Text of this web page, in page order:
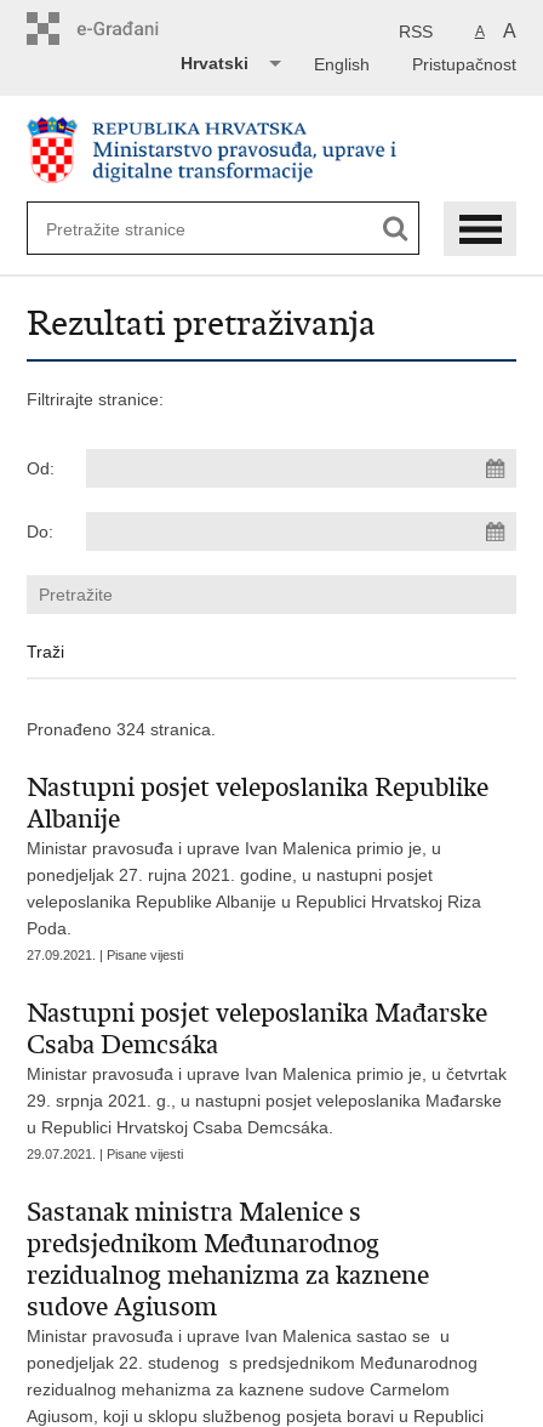
A A
RSS
Pristupačnost
English
Hrvatski
Rezultati pretraživanja
Filtrirajte stranice:
Od:
Do:
Pronađeno 324 stranica.
Nastupni posjet veleposlanika Republike
Albanije
Ministar pravosuđa i uprave Ivan Malenica primio je, u
ponedjeljak 27. rujna 2021. godine, u nastupni posjet
veleposlanika Republike Albanije u Republici Hrvatskoj Riza
Poda.
27.09.2021. | Pisane vijesti
Nastupni posjet veleposlanika Mađarske
Csaba Demcsáka
Ministar pravosuđa i uprave Ivan Malenica primio je, u četvrtak
29. srpnja 2021. g., u nastupni posjet veleposlanika Mađarske
u Republici Hrvatskoj Csaba Demcsáka.
29.07.2021. | Pisane vijesti
Sastanak ministra Malenice s
predsjednikom Međunarodnog
rezidualnog mehanizma za kaznene
sudove Agiusom
Ministar pravosuđa i uprave Ivan Malenica sastao se u
ponedjeljak 22. studenog s predsjednikom Međunarodnog
rezidualnog mehanizma za kaznene sudove Carmelom
Agiusom, koji u sklopu službenog posjeta boravi u Republici